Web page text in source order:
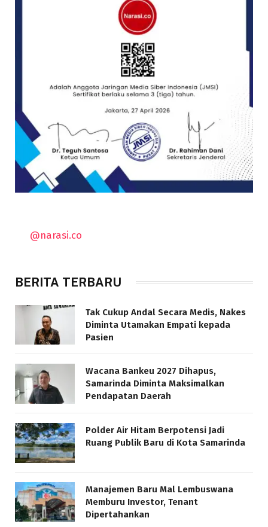
@narasi.co
BERITA TERBARU
Tak Cukup Andal Secara Medis, Nakes
Diminta Utamakan Empati kepada
Pasien
Wacana Bankeu 2027 Dihapus,
Samarinda Diminta Maksimalkan
Pendapatan Daerah
Polder Air Hitam Berpotensi Jadi
Ruang Publik Baru di Kota Samarinda
Manajemen Baru Mal Lembuswana
Memburu Investor, Tenant
Dipertahankan